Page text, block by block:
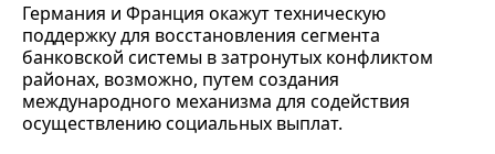
Германия и Франция окажут техническую
поддержку для восстановления сегмента
банковской системы в затронутых конфликтом
районах, возможно, путем создания
международного механизма для содействия
осуществлению социальных выплат.